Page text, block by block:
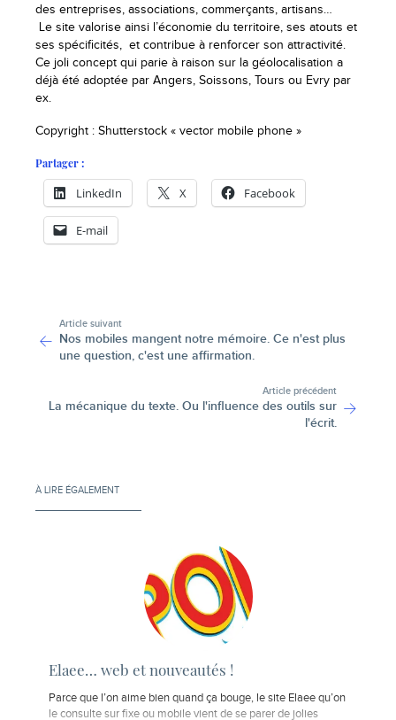
des entreprises, associations, commerçants, artisans…
Le site valorise ainsi l’économie du territoire, ses atouts et
ses spécificités, et contribue à renforcer son attractivité.
Ce joli concept qui parie à raison sur la géolocalisation a
déjà été adoptée par Angers, Soissons, Tours ou Evry par
ex.
Copyright : Shutterstock « vector mobile phone »
Partager :
LinkedIn X Facebook
E-mail
Article suivant
Nos mobiles mangent notre mémoire. Ce n'est plus
une question, c'est une affirmation.
Article précédent
La mécanique du texte. Ou l'influence des outils sur
l'écrit.
À LIRE ÉGALEMENT
Elaee… web et nouveautés !
Parce que l’on aime bien quand ça bouge, le site Elaee qu’on
le consulte sur fixe ou mobile vient de se parer de jolies